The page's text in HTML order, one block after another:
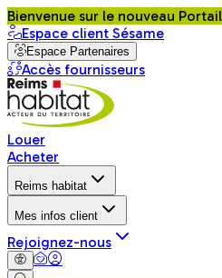
Bienvenue sur le nouveau
Espace client Sésame
Espace Partenaires
Accès fournisseurs
Louer
Acheter
Reims habitat
Mes infos client
Rejoignez-nous